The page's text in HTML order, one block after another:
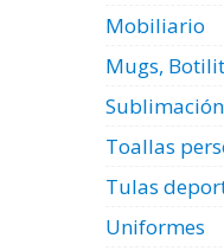
Mobiliario
Mugs,
Sublimación
Toallas
Tulas
Uniformes